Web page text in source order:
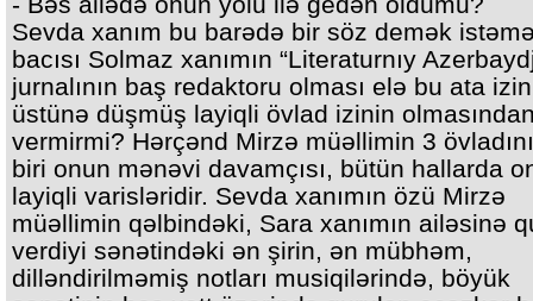
Sevda xanım bu barədə bir söz demək
bacısı Solmaz xanımın “Literaturnıy
jurnalının baş redaktoru olması elə bu ata
üstünə düşmüş layiqli övlad izinin
vermirmi? Hərçənd Mirzə müəllimin 3
biri onun mənəvi davamçısı, bütün hallarda
layiqli varisləridir. Sevda xanımın özü Mirzə
müəllimin qəlbindəki, Sara xanımın ailəsinə
verdiyi sənətindəki ən şirin, ən mübhəm,
dilləndirilməmiş notları musiqilərində, böyük